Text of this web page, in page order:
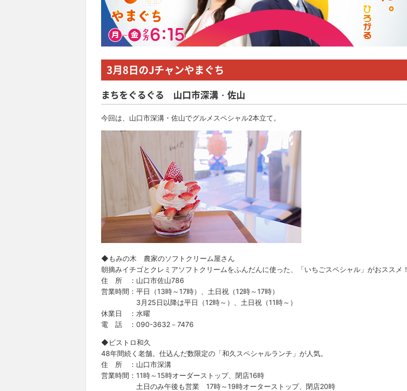
3月8日のJチャンやまぐち
まちをぐるぐる 山口市深溝・佐山
今回は、山口市深溝・佐山でグルメスペシャル2本立て。
◆もみの木 農家のソフトクリーム屋さん
朝摘みイチゴとクレミアソフトクリームをふんだんに使った、「いちごスペシャル」がおススメ！
住 所 ：山口市佐山786
営業時間：平日（13時～17時）、土日祝（12時～17時）
3月25日以降は平日（12時～）、土日祝（11時～）
休業日 ：水曜
電 話 ：090-3632－7476
◆ビストロ和久
48年間続く老舗。仕込んだ数限定の「和久スペシャルランチ」が人気。
住 所 ：山口市深溝
営業時間：11時～15時オーダーストップ、閉店16時
土日のみ午後も営業 17時～19時オーターストップ、閉店20時